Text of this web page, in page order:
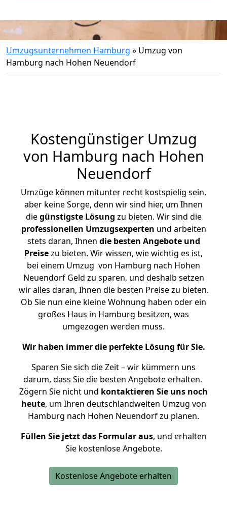
Umzugsunternehmen Hamburg » Umzug von
Hamburg nach Hohen Neuendorf
Kostengünstiger Umzug
von Hamburg nach Hohen
Neuendorf
Umzüge können mitunter recht kostspielig sein,
aber keine Sorge, denn wir sind hier, um Ihnen
diegünstigste Lösung zu bieten. Wir sind die
professionellen Umzugsexperten und arbeiten
stets daran, Ihnen die besten Angebote und
Preisezu bieten. Wir wissen, wie wichtig es ist,
bei einem Umzug von Hamburg nach Hohen
Neuendorf Geld zu sparen, und deshalb setzen
wir alles daran, Ihnen die besten Preise zu bieten.
Ob Sie nun eine kleine Wohnung haben oder ein
großes Haus in Hamburg besitzen, was
umgezogen werden muss.
Wir haben immer die perfekte Lösung für Sie.
Sparen Sie sich die Zeit – wir kümmern uns
darum, dass Sie die besten Angebote erhalten.
Zögern Sie nicht und kontaktieren Sie uns noch
heute, um Ihren deutschlandweiten Umzug von
Hamburg nach Hohen Neuendorf zu planen.
Füllen Sie jetzt das Formular aus, und erhalten
Sie kostenlose Angebote.
Kostenlose Angebote erhalten